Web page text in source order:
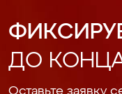
ДО
Оставьте заявку